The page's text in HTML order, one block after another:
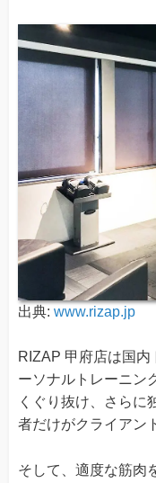
出典: www.rizap.jp
RIZAP 甲府店は国
ーソナルトレーニン
くぐり抜け、さらに
者だけがクライアン
そして、適度な筋肉